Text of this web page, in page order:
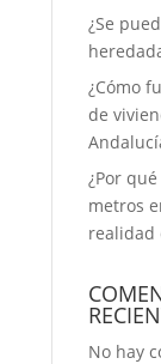
¿Se
¿Cómo
de
¿Por
metros
realidad
No hay